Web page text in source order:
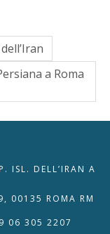
a Roma
ISL. DELL’IRAN A
00135 ROMA RM
06 305 2207
🇬🇧